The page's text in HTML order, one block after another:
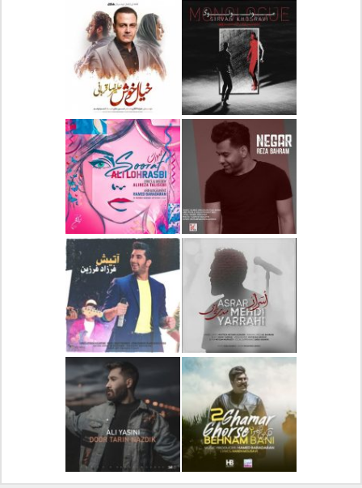
دانلود آلبوم جدید سیروان
خسروی بنام مونولوگ
دانلود آهنگ جدید علیرضا
قربانی بنام خیال خوش
دانلود آهنگ جدید رضا
بهرام بنام نگار
دانلود آهنگ جدید علی
لهراسبی بنام صورت
دانلود آهنگ جدید مهدی
یراحی بنام اسرار
دانلود آهنگ جدید فرزاد
فرزین بنام آتیش